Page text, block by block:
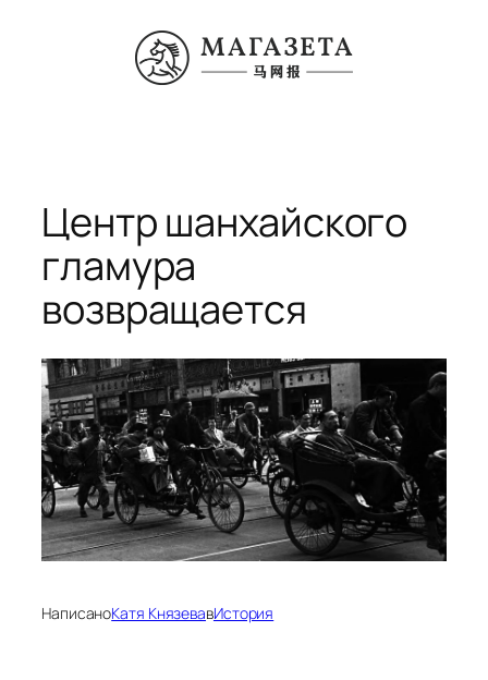
содержимому
Центр шанхайского
гламура
возвращается
НаписаноКатя КнязевавИстория